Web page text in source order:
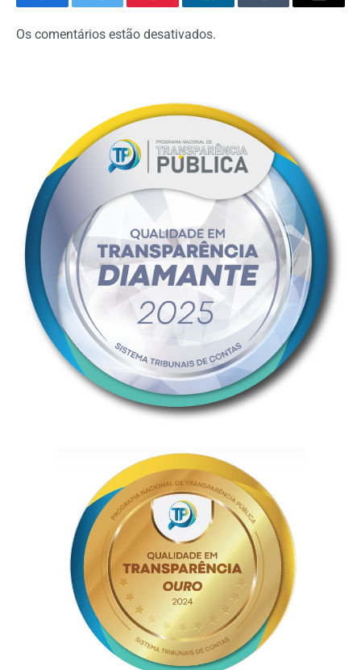
FacebookTwitter Pinterest O
LinkedIn
Tumblr
E-
Os comentários estão desativados.